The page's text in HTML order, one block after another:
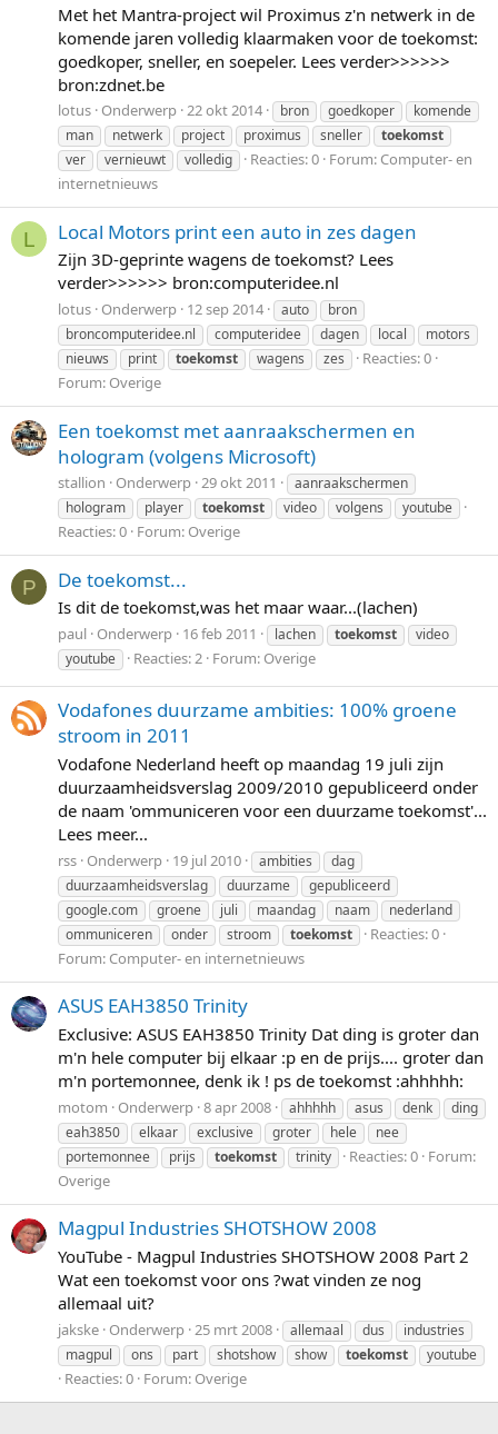
Met het Mantra-project wil Proximus z'n netwerk in de
komende jaren volledig klaarmaken voor de toekomst:
goedkoper, sneller, en soepeler. Lees verder>>>>>>
bron:zdnet.be
lotus Onderwerp 22 okt 2014 bron goedkoper
komende
man
netwerk project proximus sneller
toekomst
ver
vernieuwt volledig Reacties: 0 Forum: Computer- en
internetnieuws
L Local Motors print een auto in zes dagen
Zijn 3D-geprinte wagens de toekomst? Lees
verder>>>>>> bron:computeridee.nl
lotus Onderwerp 12 sep 2014 auto
bron
broncomputeridee.nl
computeridee dagen local
motors
nieuws
print toekomst wagens zes
Reacties: 0
Forum: Overige
Een toekomst met aanraakschermen en
hologram (volgens Microsoft)
stallion Onderwerp 29 okt 2011
aanraakschermen
hologram
player toekomst video volgens youtube
Reacties: 0 Forum: Overige
P De toekomst...
Is dit de toekomst,was het maar waar...(lachen)
paul Onderwerp 16 feb 2011 lachen toekomst
video
youtube
Reacties: 2 Forum: Overige
Vodafones duurzame ambities: 100% groene
stroom in 2011
Vodafone Nederland heeft op maandag 19 juli zijn
duurzaamheidsverslag 2009/2010 gepubliceerd onder
de naam 'ommuniceren voor een duurzame toekomst'...
Lees meer...
rss Onderwerp 19 jul 2010 ambities
dag
duurzaamheidsverslag
duurzame
gepubliceerd
google.com
groene juli maandag naam
nederland
ommuniceren
onder stroom toekomst
Reacties: 0
Forum: Computer- en internetnieuws
ASUS EAH3850 Trinity
Exclusive: ASUS EAH3850 Trinity Dat ding is groter dan
m'n hele computer bij elkaar :p en de prijs.... groter dan
m'n portemonnee, denk ik ! ps de toekomst :ahhhhh:
motom Onderwerp 8 apr 2008 ahhhhh asus denk
ding
eah3850
elkaar exclusive groter hele
nee
portemonnee
prijs toekomst trinity Reacties: 0 Forum:
Overige
Magpul Industries SHOTSHOW 2008
YouTube - Magpul Industries SHOTSHOW 2008 Part 2
Wat een toekomst voor ons ?wat vinden ze nog
allemaal uit?
jakske Onderwerp 25 mrt 2008 allemaal dus
industries
magpul
ons part shotshow show toekomst youtube
Reacties: 0 Forum: Overige